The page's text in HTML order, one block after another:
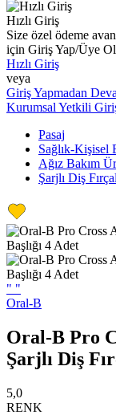
Hızlı Giriş
Size özel ödeme
için Giriş Yap/Üye
Hızlı Giriş
veya
Giriş Yapmadan
Kurumsal Yetkili
Pasaj
Sağlık-Kişisel
Ağız Bakım
Şarjlı Diş
" "
Oral-B
Oral-B Pro
Şarjlı Diş
5,0
RENK